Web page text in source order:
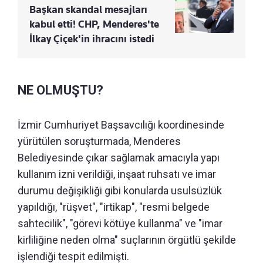
Başkan skandal mesajları
kabul etti! CHP, Menderes'te
İlkay Çiçek'in ihracını istedi
NE OLMUŞTU?
İzmir Cumhuriyet Başsavcılığı koordinesinde
yürütülen soruşturmada, Menderes
Belediyesinde çıkar sağlamak amacıyla yapı
kullanım izni verildiği, inşaat ruhsatı ve imar
durumu değişikliği gibi konularda usulsüzlük
yapıldığı, "rüşvet", "irtikap", "resmi belgede
sahtecilik", "görevi kötüye kullanma" ve "imar
kirliliğine neden olma" suçlarının örgütlü şekilde
işlendiği tespit edilmişti.